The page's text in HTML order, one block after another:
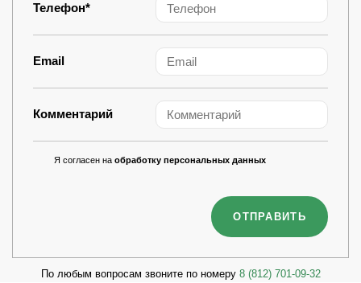
Телефон*
Email
Комментарий
Я согласен на обработку персональных данных
По любым вопросам звоните по номеру 8 (812) 701-09-32